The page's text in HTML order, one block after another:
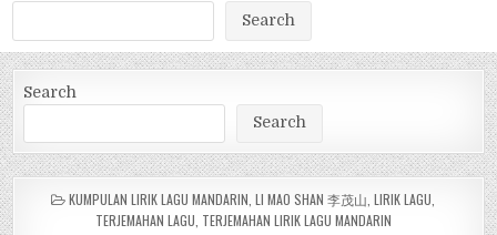
Search
Search
Search
POSTED
KUMPULAN LIRIK LAGU MANDARIN LI MAO SHAN 李茂山 LIRIK LAGU
TERJEMAHAN LAGU TERJEMAHAN LIRIK LAGU MANDARIN